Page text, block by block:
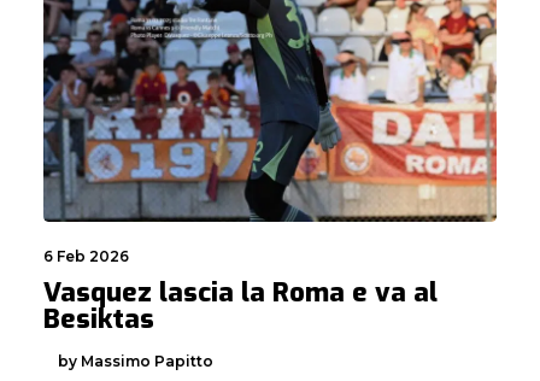
6 Feb 2026
Vasquez lascia la Roma e va al
Besiktas
by Massimo Papitto